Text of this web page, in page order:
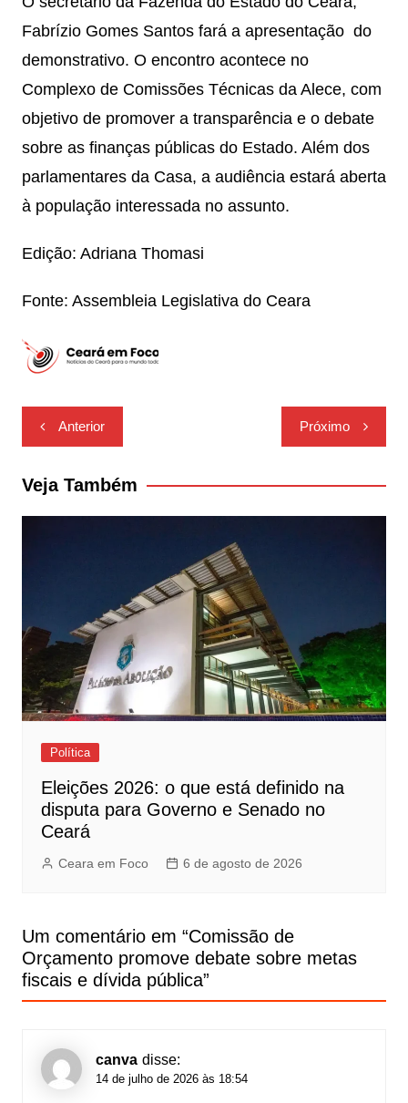
Fabrízio Gomes Santos fará a apresentação do
demonstrativo. O encontro acontece no
Complexo de Comissões Técnicas da Alece, com
objetivo de promover a transparência e o debate
sobre as finanças públicas do Estado. Além dos
parlamentares da Casa, a audiência estará aberta
à população interessada no assunto.
Edição: Adriana Thomasi
Fonte: Assembleia Legislativa do Ceara
Navegação
de
Post
Anterior Próximo
Veja Também
Política
Eleições 2026: o que está definido na
disputa para Governo e Senado no
Ceará
Ceara em Foco 6 de agosto de 2026
Um comentário em “Comissão de
Orçamento promove debate sobre metas
fiscais e dívida pública”
canva disse:
14 de julho de 2026 às 18:54